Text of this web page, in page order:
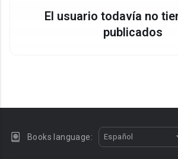
El usuario todavía no
publicados
Books language: Español